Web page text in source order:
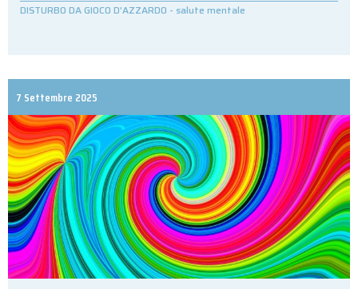
DISTURBO DA GIOCO D'AZZARDO - salute mentale
7 Settembre 2025